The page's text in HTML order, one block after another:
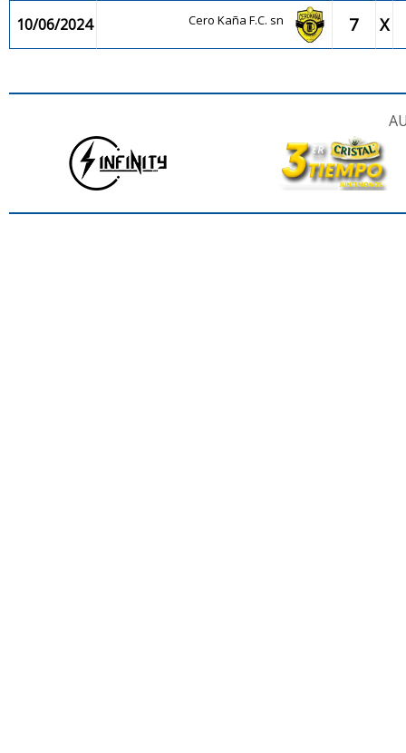
10/06/2024 Cero Kaña F.C. sn 7 X